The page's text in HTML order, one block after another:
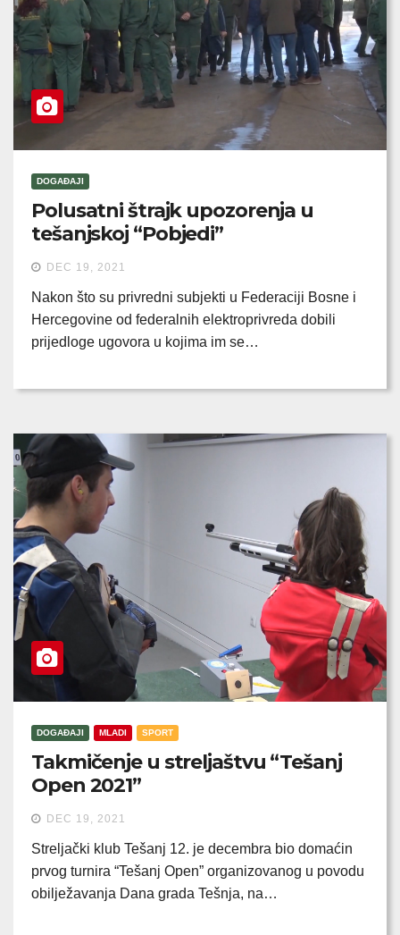
DOGAĐAJI
Polusatni štrajk upozorenja u
tešanjskoj “Pobjedi”
DEC 19, 2021
Nakon što su privredni subjekti u Federaciji Bosne i
Hercegovine od federalnih elektroprivreda dobili
prijedloge ugovora u kojima im se…
DOGAĐAJI MLADI SPORT
Takmičenje u streljaštvu “Tešanj
Open 2021”
DEC 19, 2021
Streljački klub Tešanj 12. je decembra bio domaćin
prvog turnira “Tešanj Open” organizovanog u povodu
obilježavanja Dana grada Tešnja, na…